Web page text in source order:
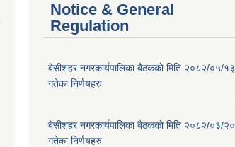
Notice & General
Regulation
बे‍‍सीशहर नगरकार्यपालिका बैठककाे मिति २०८२/०५/१३
गतेका निर्णयहरु
बे‍‍सीशहर नगरकार्यपालिका बैठककाे मिति २०८२/०३/२०
गतेका निर्णयहरु